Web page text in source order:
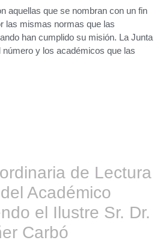
aquellas que se nombran con un fin
las mismas normas que las
han cumplido su misión. La Junta
y los académicos que las
de Lectura
Académico
el Ilustre Sr. Dr.
Carbó